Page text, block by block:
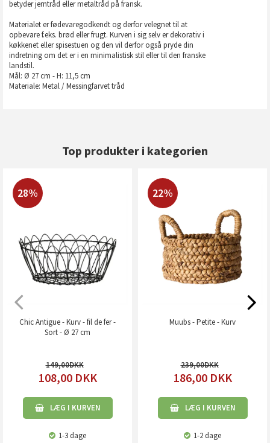
betyder jerntråd eller metaltråd på fransk.
Materialet er fødevaregodkendt og derfor velegnet til at
opbevare f.eks. brød eller frugt. Kurven i sig selv er dekorativ i
køkkenet eller spisestuen og den vil derfor også pryde din
indretning om det er i en minimalistisk stil eller til den franske
landstil.
Mål: Ø 27 cm - H: 11,5 cm
Materiale: Metal / Messingfarvet tråd
Top produkter i kategorien
28%
Chic Antigue - Kurv - fil de fer -
Sort - Ø 27 cm
149,00
108,00 DKK
LÆG I KURVEN
1-3 dage
22%
Muubs - Petite - Kurv
239,00
186,00 DKK
LÆG I KURVEN
1-2 dage